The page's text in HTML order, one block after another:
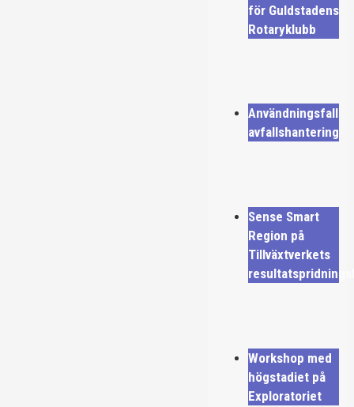
för Guldstadens
Rotaryklubb
Användningsfall
avfallshantering
Sense Smart
Region på
Tillväxtverkets
Workshop med
högstadiet på
Exploratoriet